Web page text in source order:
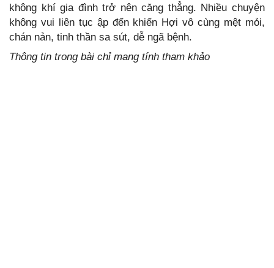
không khí gia đình trở nên căng thẳng. Nhiều chuyện
không vui liên tục ập đến khiến Hợi vô cùng mệt mỏi,
chán nản, tinh thần sa sút, dễ ngã bệnh.
Thông tin trong bài chỉ mang tính tham khảo